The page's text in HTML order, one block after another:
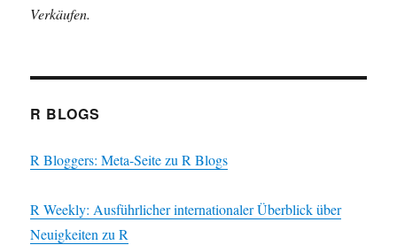
Verkäufen.
R BLOGS
R Bloggers: Meta-Seite zu R Blogs
R Weekly: Ausführlicher internationaler Überblick über
Neuigkeiten zu R